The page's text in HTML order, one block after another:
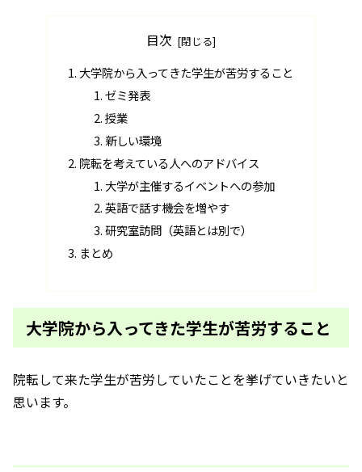
目次
大学院から入ってきた学生が苦労すること
ゼミ発表
授業
新しい環境
院転を考えている人へのアドバイス
大学が主催するイベントへの参加
英語で話す機会を増やす
研究室訪問（英語とは別で）
まとめ
大学院から入ってきた学生が苦労すること
院転して来た学生が苦労していたことを挙げていきたいと
思います。